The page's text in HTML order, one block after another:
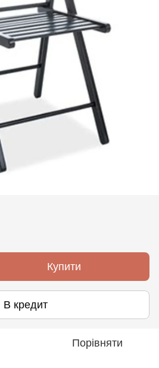
Купити
В кредит
Порівняти